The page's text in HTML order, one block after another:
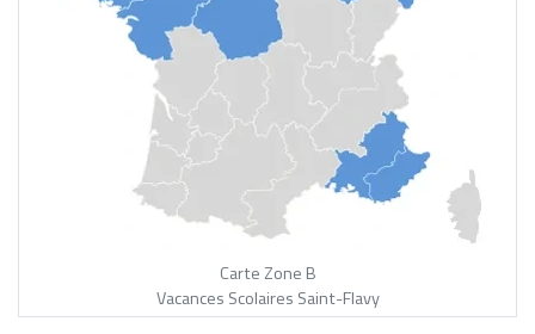
Carte Zone B
Vacances Scolaires Saint-Flavy